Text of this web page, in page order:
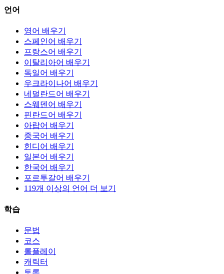
언어
영어 배우기
스페인어 배우기
프랑스어 배우기
이탈리아어 배우기
독일어 배우기
우크라이나어 배우기
네덜란드어 배우기
스웨덴어 배우기
핀란드어 배우기
아랍어 배우기
중국어 배우기
힌디어 배우기
일본어 배우기
한국어 배우기
포르투갈어 배우기
119개 이상의 언어 더 보기
학습
문법
코스
롤플레이
캐릭터